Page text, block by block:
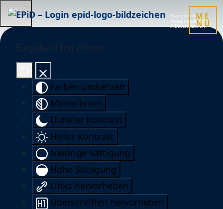
Eingabehilfen öffnen
Farben umkehren
Monochrom
Dunkler Kontrast
Heller Kontrast
Niedrige Sättigung
Hohe Sättigung
Links hervorheben
Überschriften hervorheben
Evangelischer
Posaunendienst
in Deutschland e.V.
EPiD M E
NU